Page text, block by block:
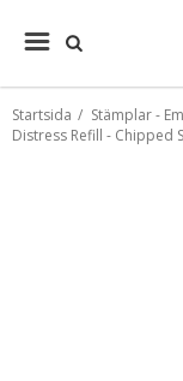
Startsida / Stämplar -
Distress Refill - Chipped